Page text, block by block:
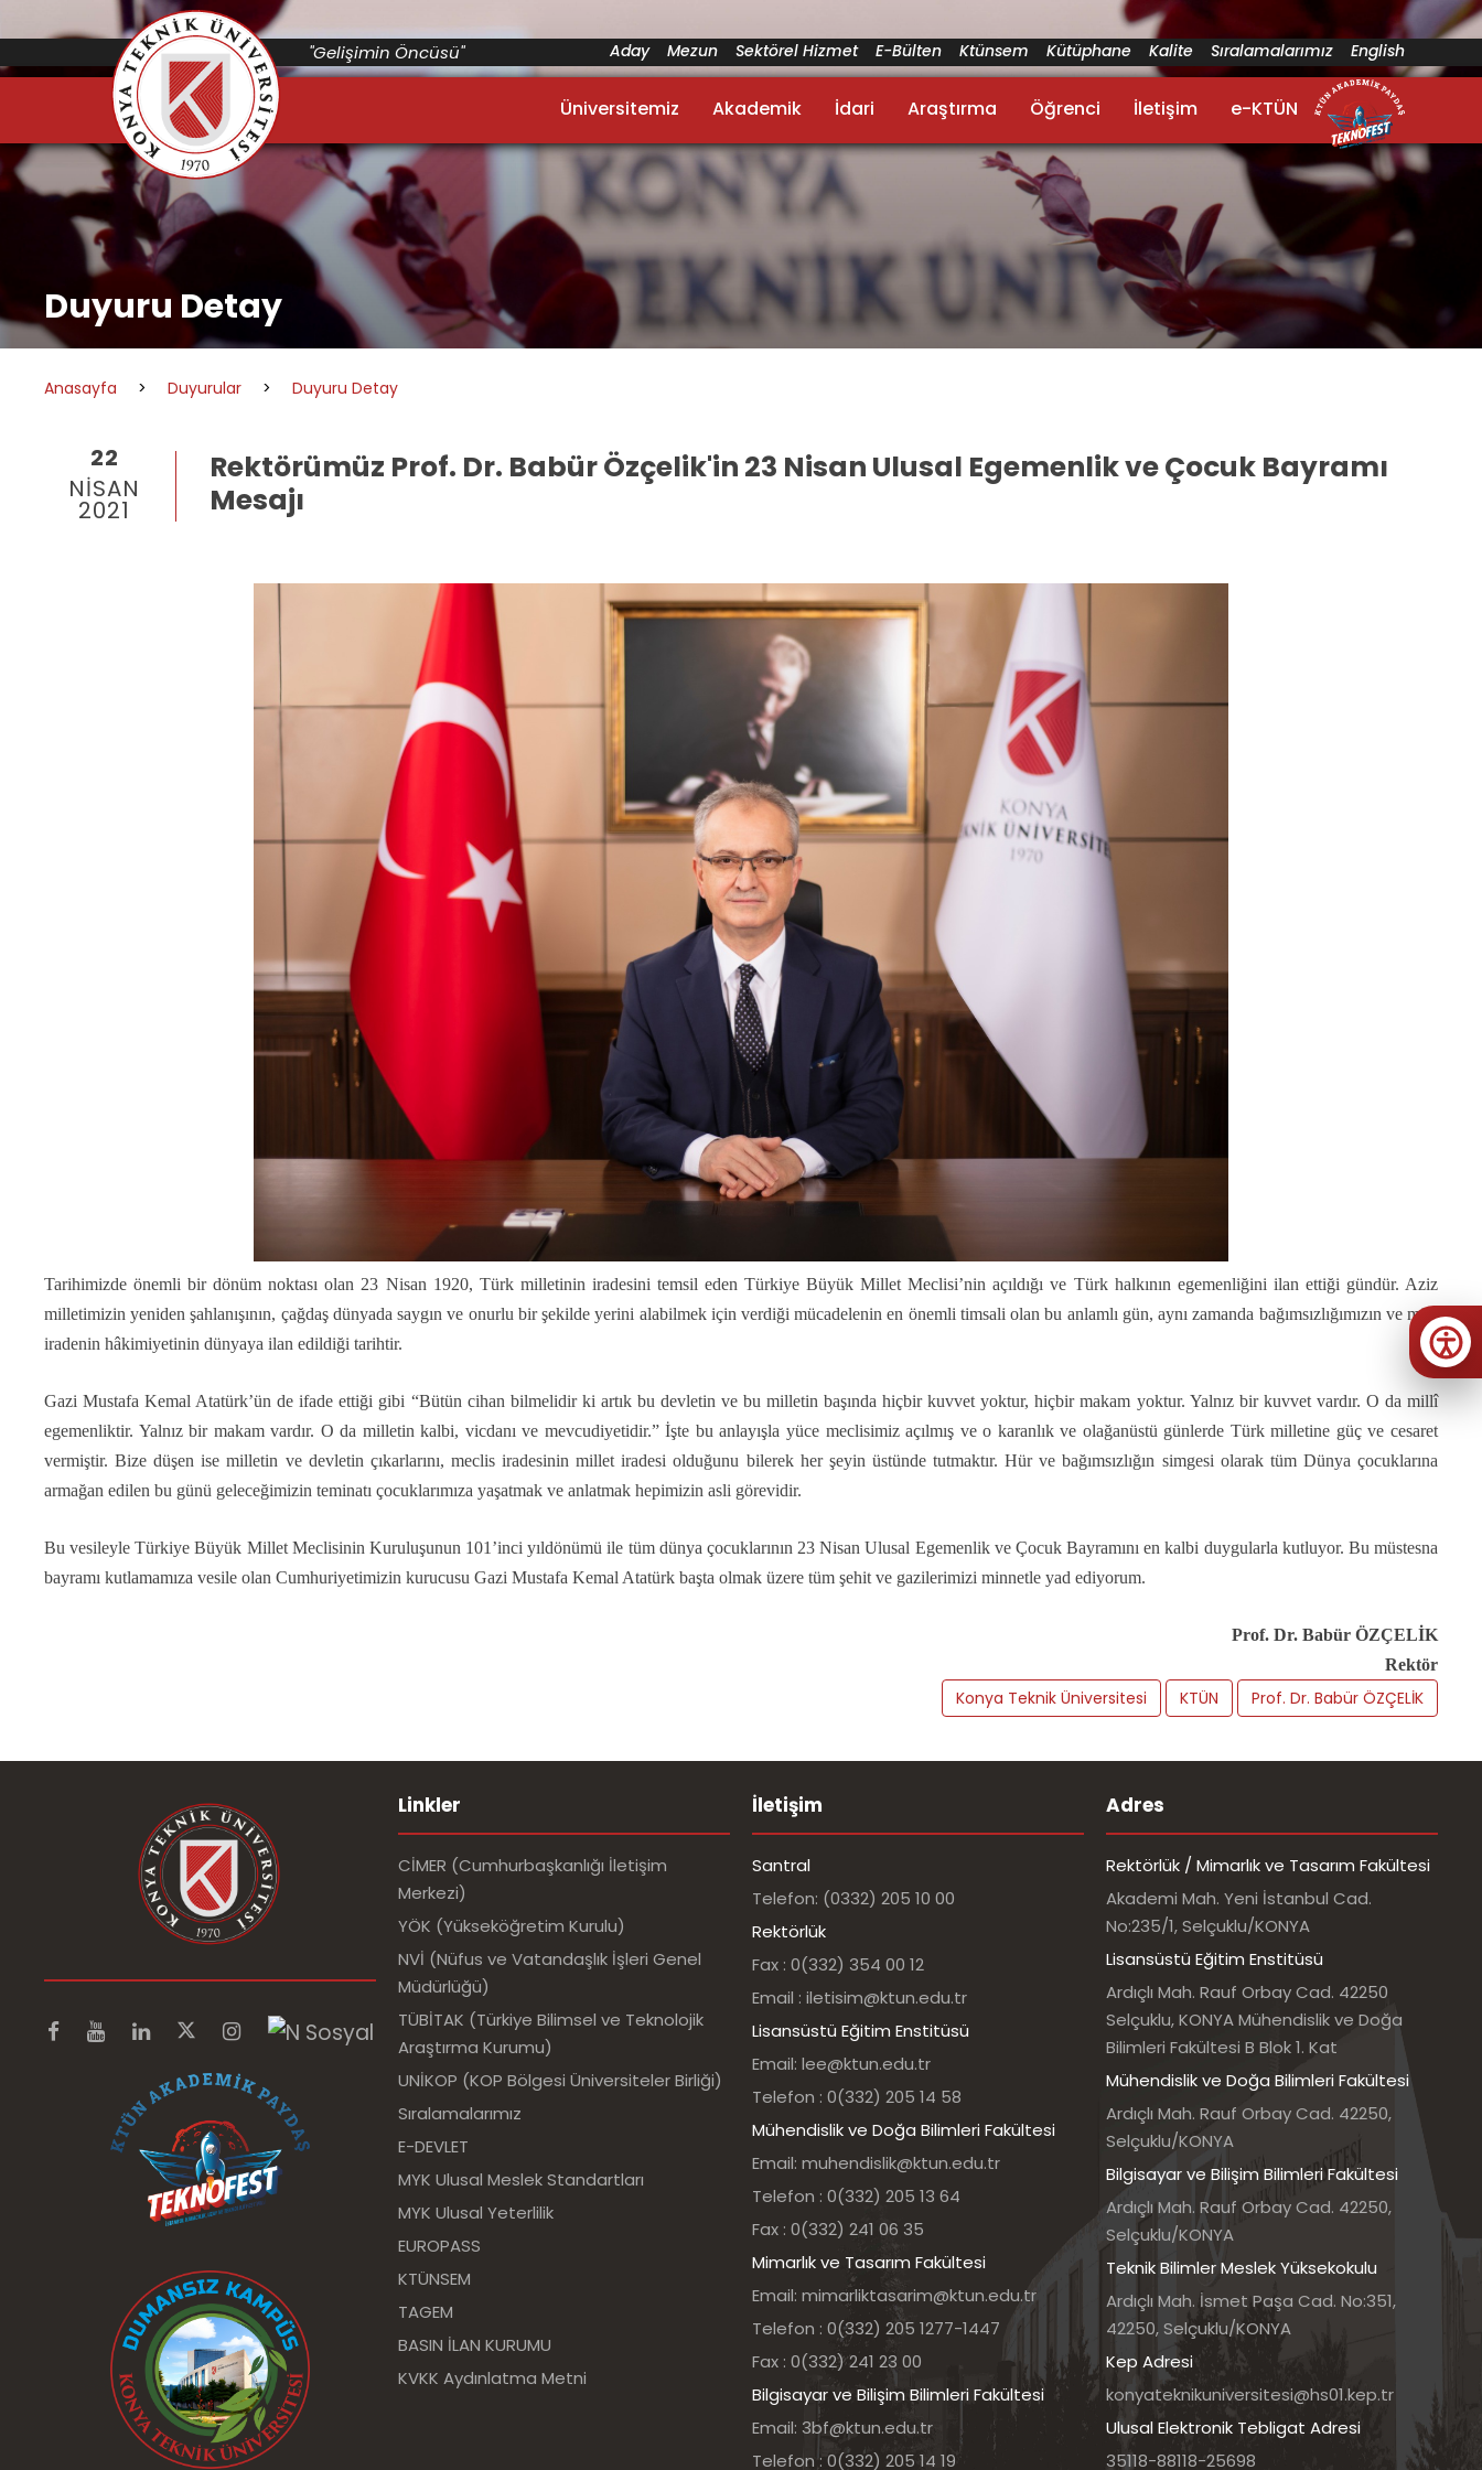
"Gelişimin Öncüsü" Aday Mezun Sektörel Hizmet E-Bülten Ktünsem Kütüphane Kalite Sıralamalarımız English
Üniversitemiz Akademik İdari Araştırma Öğrenci İletişim e-KTÜN
Duyuru Detay
Anasayfa > Duyurular > Duyuru Detay
22
NISAN
2021
Rektörümüz Prof. Dr. Babür Özçelik'in 23 Nisan Ulusal Egemenlik ve Çocuk Bayramı
Mesajı
Tarihimizde önemli bir dönüm noktası olan 23 Nisan 1920, Türk milletinin iradesini temsil eden Türkiye Büyük Millet Meclisi’nin açıldığı ve Türk halkının egemenliğini ilan ettiği gündür. Aziz
milletimizin yeniden şahlanışının, çağdaş dünyada saygın ve onurlu bir şekilde yerini alabilmek için verdiği mücadelenin en önemli timsali olan bu anlamlı gün, aynı zamanda bağımsızlığımızın ve milli
iradenin hâkimiyetinin dünyaya ilan edildiği tarihtir.
Gazi Mustafa Kemal Atatürk’ün de ifade ettiği gibi “Bütün cihan bilmelidir ki artık bu devletin ve bu milletin başında hiçbir kuvvet yoktur, hiçbir makam yoktur. Yalnız bir kuvvet vardır. O da millî
egemenliktir. Yalnız bir makam vardır. O da milletin kalbi, vicdanı ve mevcudiyetidir.” İşte bu anlayışla yüce meclisimiz açılmış ve o karanlık ve olağanüstü günlerde Türk milletine güç ve cesaret
vermiştir. Bize düşen ise milletin ve devletin çıkarlarını, meclis iradesinin millet iradesi olduğunu bilerek her şeyin üstünde tutmaktır. Hür ve bağımsızlığın simgesi olarak tüm Dünya çocuklarına
armağan edilen bu günü geleceğimizin teminatı çocuklarımıza yaşatmak ve anlatmak hepimizin asli görevidir.
Bu vesileyle Türkiye Büyük Millet Meclisinin Kuruluşunun 101’inci yıldönümü ile tüm dünya çocuklarının 23 Nisan Ulusal Egemenlik ve Çocuk Bayramını en kalbi duygularla kutluyor. Bu müstesna
bayramı kutlamamıza vesile olan Cumhuriyetimizin kurucusu Gazi Mustafa Kemal Atatürk başta olmak üzere tüm şehit ve gazilerimizi minnetle yad ediyorum.
Prof. Dr. Babür ÖZÇELİK
Rektör
Konya Teknik Üniversitesi KTÜN Prof. Dr. Babür ÖZÇELİK
Linkler
CİMER (Cumhurbaşkanlığı İletişim
Merkezi)
YÖK (Yükseköğretim Kurulu)
NVİ (Nüfus ve Vatandaşlık İşleri Genel
Müdürlüğü)
TÜBİTAK (Türkiye Bilimsel ve Teknolojik
Araştırma Kurumu)
UNİKOP (KOP Bölgesi Üniversiteler Birliği)
Sıralamalarımız
E-DEVLET
MYK Ulusal Meslek Standartları
MYK Ulusal Yeterlilik
EUROPASS
KTÜNSEM
TAGEM
BASIN İLAN KURUMU
KVKK Aydınlatma Metni
İletişim
Santral
Telefon: (0332) 205 10 00
Rektörlük
Fax : 0(332) 354 00 12
Email : iletisim@ktun.edu.tr
Lisansüstü Eğitim Enstitüsü
Email: lee@ktun.edu.tr
Telefon : 0(332) 205 14 58
Mühendislik ve Doğa Bilimleri Fakültesi
Email: muhendislik@ktun.edu.tr
Telefon : 0(332) 205 13 64
Fax : 0(332) 241 06 35
Mimarlık ve Tasarım Fakültesi
Email: mimarliktasarim@ktun.edu.tr
Telefon : 0(332) 205 1277-1447
Fax : 0(332) 241 23 00
Bilgisayar ve Bilişim Bilimleri Fakültesi
Email: 3bf@ktun.edu.tr
Telefon : 0(332) 205 14 19
Adres
Rektörlük / Mimarlık ve Tasarım Fakültesi
Akademi Mah. Yeni İstanbul Cad.
No:235/1, Selçuklu/KONYA
Lisansüstü Eğitim Enstitüsü
Ardıçlı Mah. Rauf Orbay Cad. 42250
Selçuklu, KONYA Mühendislik ve Doğa
Bilimleri Fakültesi B Blok 1. Kat
Mühendislik ve Doğa Bilimleri Fakültesi
Ardıçlı Mah. Rauf Orbay Cad. 42250,
Selçuklu/KONYA
Bilgisayar ve Bilişim Bilimleri Fakültesi
Ardıçlı Mah. Rauf Orbay Cad. 42250,
Selçuklu/KONYA
Teknik Bilimler Meslek Yüksekokulu
Ardıçlı Mah. İsmet Paşa Cad. No:351,
42250, Selçuklu/KONYA
Kep Adresi
konyateknikuniversitesi@hs01.kep.tr
Ulusal Elektronik Tebligat Adresi
35118-88118-25698